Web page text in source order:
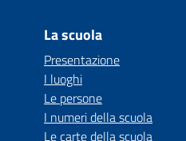
La scuola
Presentazione
I luoghi
Le persone
I numeri della scuola
Le carte della scuola